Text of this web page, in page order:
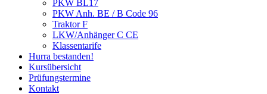
PKW BL17
PKW Anh. BE / B Code 96
Traktor F
LKW/Anhänger C CE
Klassentarife
Hurra bestanden!
Kursübersicht
Prüfungstermine
Kontakt